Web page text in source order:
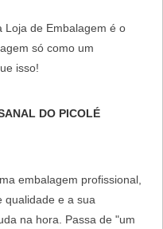
Loja de Embalagem é o
só como um
isso!
DO PICOLÉ
embalagem profissional,
qualidade e a sua
na hora. Passa de "um